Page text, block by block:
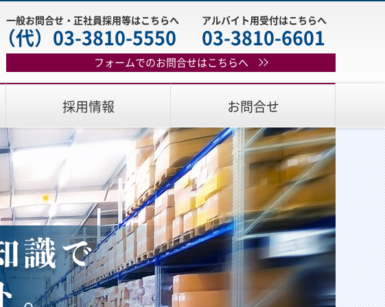
一般お問合せ・正社員採用等はこちらへ
（代）03-3810-5550
アルバイト用受付はこちらへ
03-3810-6601
フォームでのお問合せはこちらへ
採用情報 お問合せ